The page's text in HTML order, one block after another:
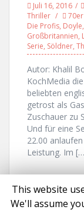
Juli 16, 2016
Thriller
70er
Die Profis, Doyle,
Großbritannien,
Serie, Söldner,
Autor: Khalil
KochMedia
beliebten
getrost als
Zuschauer zu
Und für eine
22.00
Leistung. Im
Proudly powered
This website
We'll assume